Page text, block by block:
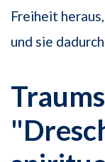
Freiheit
und sie